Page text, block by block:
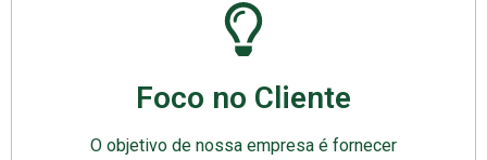
Foco no Cliente
O objetivo de nossa empresa é fornecer